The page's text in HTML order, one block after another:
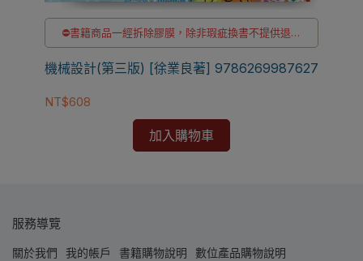
⛔書籍商品一經拆除膠膜，除非瑕疵換書不提供退貨
與退款
✅訂購數量5本以上另有優惠，請洽LINE客服訂購
機械設計(第三版) [徐業良著] 9786269987627
NT$608
加入購物車
服務導覽
關於我們 我的帳戶 書籍購物說明
數位產品購物說明